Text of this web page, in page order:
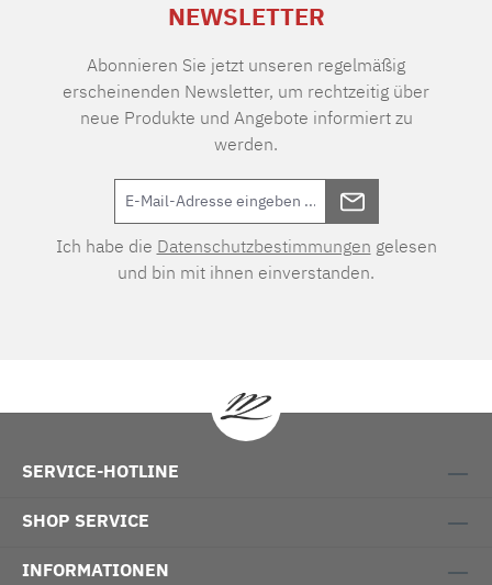
NEWSLETTER
Abonnieren Sie jetzt unseren regelmäßig
erscheinenden Newsletter, um rechtzeitig über
neue Produkte und Angebote informiert zu
werden.
Ich habe die Datenschutzbestimmungen gelesen
und bin mit ihnen einverstanden.
SERVICE-HOTLINE
SHOP SERVICE
INFORMATIONEN